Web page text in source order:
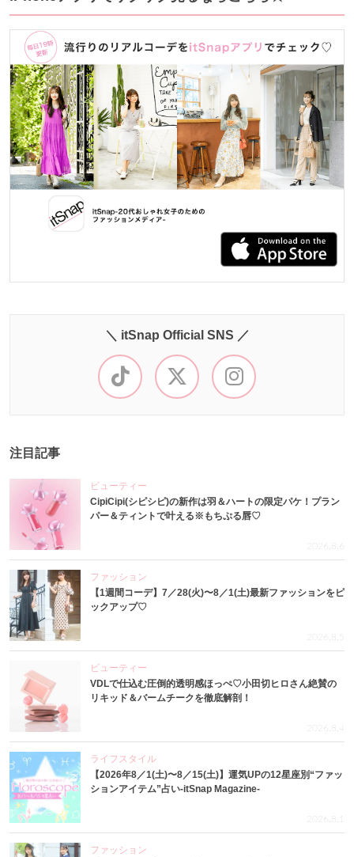
＼ itSnap Official SNS ／
注目記事
ビューティー
CipiCipi(シピシピ)の新作は羽＆ハートの限定パケ！プラン
パー＆ティントで叶える※もちぷる唇♡
2026.8.6
ファッション
【1週間コーデ】7／28(火)〜8／1(土)最新ファッションをピ
ックアップ♡
2026.8.5
ビューティー
VDLで仕込む圧倒的透明感ほっぺ♡小田切ヒロさん絶賛の
リキッド＆バームチークを徹底解剖！
2026.8.4
ライフスタイル
【2026年8／1(土)〜8／15(土)】運気UPの12星座別“ファッ
ションアイテム”占い-itSnap Magazine-
2026.8.1
ファッション